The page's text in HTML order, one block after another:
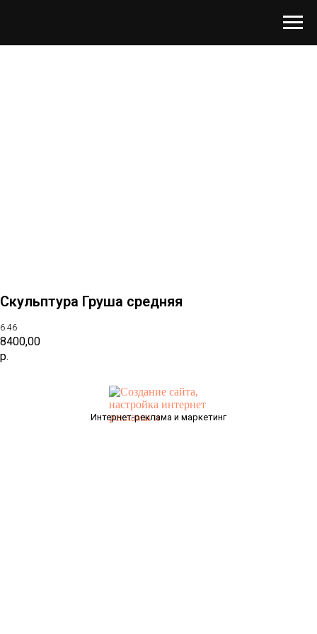
Скульптура Груша средняя
6.46
8400,00
р.
Интернет-реклама и маркетинг